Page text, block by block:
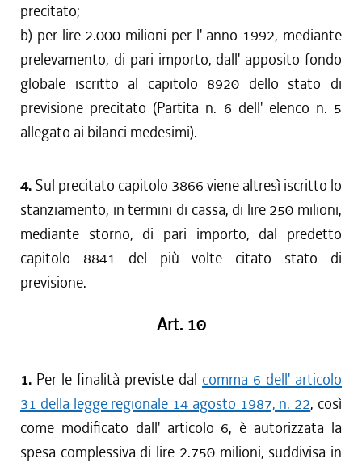
precitato;
b) per lire 2.000 milioni per l' anno 1992, mediante
prelevamento, di pari importo, dall' apposito fondo
globale iscritto al capitolo 8920 dello stato di
previsione precitato (Partita n. 6 dell' elenco n. 5
allegato ai bilanci medesimi).
4. Sul precitato capitolo 3866 viene altresì iscritto lo
stanziamento, in termini di cassa, di lire 250 milioni,
mediante storno, di pari importo, dal predetto
capitolo 8841 del più volte citato stato di
previsione.
Art. 10
1. Per le finalità previste dal comma 6 dell' articolo
31 della legge regionale 14 agosto 1987, n. 22, così
come modificato dall' articolo 6, è autorizzata la
spesa complessiva di lire 2.750 milioni, suddivisa in